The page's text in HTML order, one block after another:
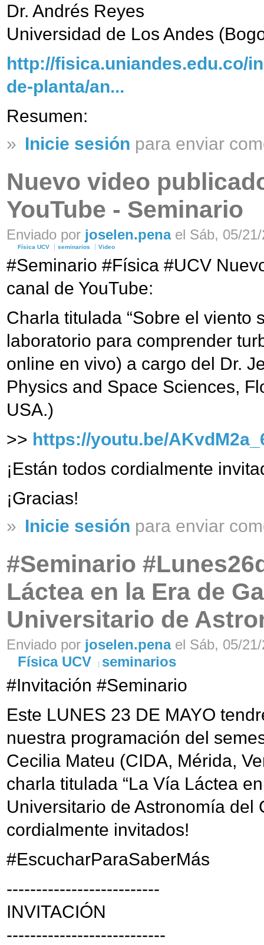
Dr. Andrés Reyes
Universidad de Los Andes
http://fisica.uniandes.edu.co/
de-planta/an...
Resumen:
» Inicie sesión para enviar
Nuevo video
YouTube - Seminario
Enviado por joselen.penael Sáb, 05/
Física UCV seminarios Video
#Seminario #Física #UCV
canal de YouTube:
Charla titulada “Sobre el viento
laboratorio para comprender
online en vivo) a cargo del Dr.
Physics and Space Sciences,
USA.)
>> https://youtu.be/
¡Están todos cordialmente
¡Gracias!
» Inicie sesión para enviar
#Seminario
Láctea en la Era de
Universitario de
Enviado por joselen.penael Sáb, 05/
Física UCV
seminarios
#Invitación #Seminario
Este LUNES 23 DE MAYO
nuestra programación del
Cecilia Mateu (CIDA, Mérida,
charla titulada “La Vía Láctea
Universitario de Astronomía del
cordialmente invitados!
#EscucharParaSaberMás
--------------------------
INVITACIÓN
---------------------------